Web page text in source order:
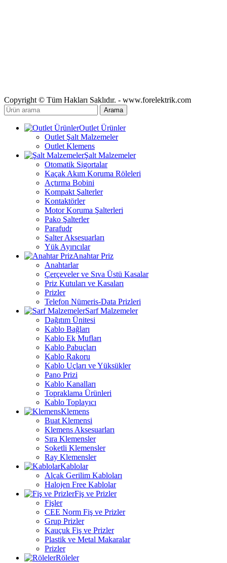
Copyright © Tüm Hakları Saklıdır. - www.forelektrik.com
Arama
Outlet Ürünler
Outlet Şalt Malzemeler
Outlet Klemens
Şalt Malzemeler
Otomatik Sigortalar
Kaçak Akım Koruma Röleleri
Açtırma Bobini
Kompakt Şalterler
Kontaktörler
Motor Koruma Şalterleri
Pako Şalterler
Parafudr
Şalter Aksesuarları
Yük Ayırıcılar
Anahtar Priz
Anahtarlar
Çerçeveler ve Sıva Üstü Kasalar
Priz Kutuları ve Kasaları
Prizler
Telefon Nümeris-Data Prizleri
Sarf Malzemeler
Dağıtım Ünitesi
Kablo Bağları
Kablo Ek Mufları
Kablo Pabuçları
Kablo Rakoru
Kablo Uçları ve Yüksükler
Pano Prizi
Kablo Kanalları
Topraklama Ürünleri
Kablo Toplayıcı
Klemens
Buat Klemensi
Klemens Aksesuarları
Sıra Klemensler
Soketli Klemensler
Ray Klemensler
Kablolar
Alçak Gerilim Kabloları
Halojen Free Kablolar
Fiş ve Prizler
Fişler
CEE Norm Fiş ve Prizler
Grup Prizler
Kauçuk Fiş ve Prizler
Plastik ve Metal Makaralar
Prizler
Röleler